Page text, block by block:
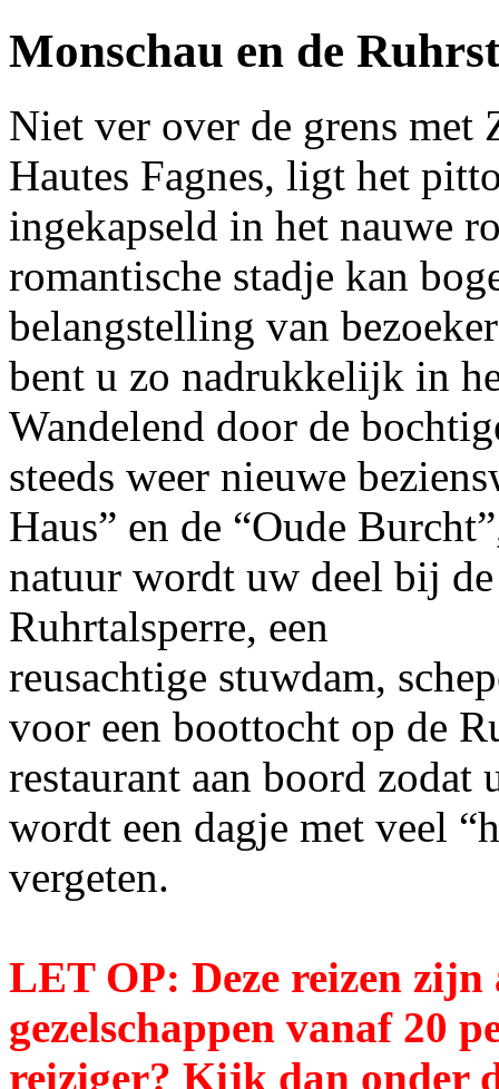
Monschau en de
Niet ver over de grens
Hautes Fagnes, ligt het
ingekapseld in het nauwe
romantische stadje kan
belangstelling van
bent u zo nadrukkelijk in
Wandelend door de
steeds weer nieuwe
Haus” en de “Oude
natuur wordt uw deel bij
Ruhrtalsperre, een
reusachtige stuwdam,
voor een boottocht op de
restaurant aan boord
wordt een dagje met veel
vergeten.
LET OP: Deze reizen zijn
gezelschappen vanaf 20
reiziger? Kijk dan onder